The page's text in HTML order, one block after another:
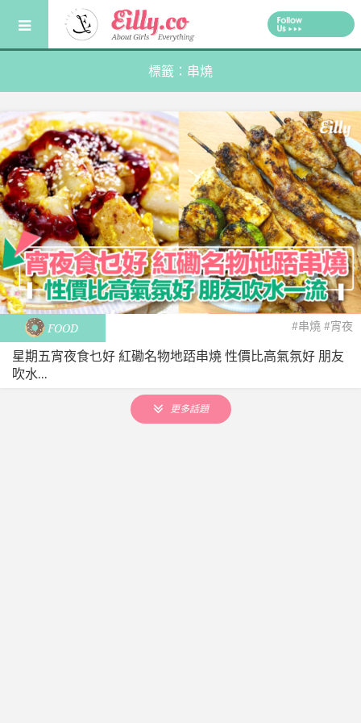
content
標籤：串燒
FOOD #串燒 #宵夜
星期五宵夜食乜好 紅磡名物地踎串燒 性價比高氣氛好 朋友
吹水...
更多話題